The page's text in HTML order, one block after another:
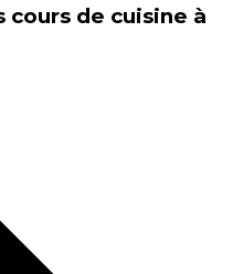
cours de cuisine à